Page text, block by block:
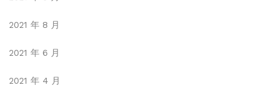
2021 年 8 月
2021 年 6 月
2021 年 4 月